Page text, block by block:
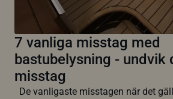
7 vanliga misstag med
bastubelysning - undvik
misstag
De vanligaste misstagen när det